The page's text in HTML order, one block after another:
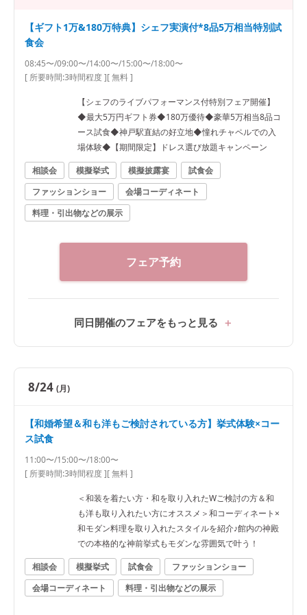
【ギフト1万&180万特典】シェフ実演付*8品5万相当特別試
食会
08:45〜/09:00〜/14:00〜/15:00〜/18:00〜
[ 所要時間:3時間程度][ 無料 ]
【シェフのライブパフォーマンス付特別フェア開催】
◆最大5万円ギフト券◆180万優待◆豪華5万相当8品コ
ース試食◆神戸駅直結の好立地◆憧れチャペルでの入
場体験◆【期間限定】ドレス選び放題キャンペーン
相談会
模擬挙式 模擬披露宴
試食会
ファッションショー
会場コーディネート
料理・引出物などの展示
フェア予約
同日開催のフェアをもっと見る
8/24 (月)
【和婚希望＆和も洋もご検討されている方】挙式体験×コー
ス試食
11:00〜/15:00〜/18:00〜
[ 所要時間:3時間程度][ 無料 ]
＜和装を着たい方・和を取り入れたWご検討の方＆和
も洋も取り入れたい方にオススメ＞和コーディネート×
和モダン料理を取り入れたスタイルを紹介♪館内の神殿
での本格的な神前挙式もモダンな雰囲気で叶う！
相談会
模擬挙式 試食会
ファッションショー
会場コーディネート
料理・引出物などの展示